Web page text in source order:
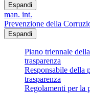
Espandi
man. int.
Prevenzione della
Espandi
Piano triennale
trasparenza
Responsabile della
trasparenza
Regolamenti per la